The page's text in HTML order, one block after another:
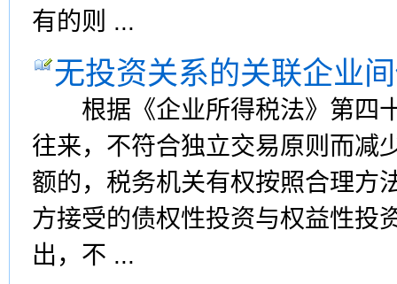
有的则 ...
无投资关系的关联企业
根据《企业所得税法》第四十
往来，不符合独立交易原则而减
额的，税务机关有权按照合理方
方接受的债权性投资与权益性投
出，不 ...